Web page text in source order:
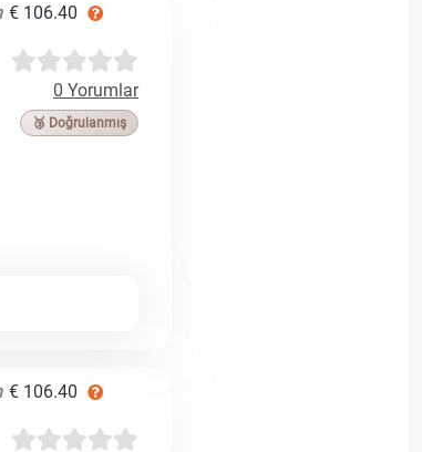
€ 106.40
0 Yorumlar
🥉 Doğrulanmış
€ 106.40